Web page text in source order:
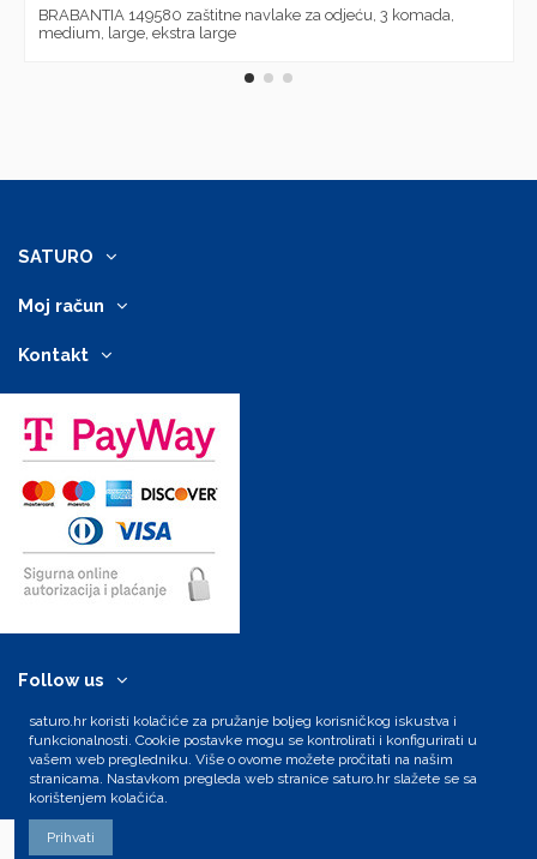
BRABANTIA 149580 zaštitne navlake za odjeću, 3 komada,
medium, large, ekstra large
SATURO
Moj račun
Kontakt
Follow us
Newsletter
saturo.hr koristi kolačiće za pružanje boljeg korisničkog iskustva i
funkcionalnosti. Cookie postavke mogu se kontrolirati i konfigurirati u
vašem web pregledniku. Više o ovome možete pročitati na našim
stranicama. Nastavkom pregleda web stranice saturo.hr slažete se sa
korištenjem kolačića.
Prihvati